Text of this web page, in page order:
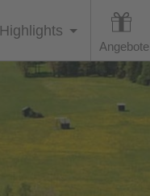
Highlights
Angebote